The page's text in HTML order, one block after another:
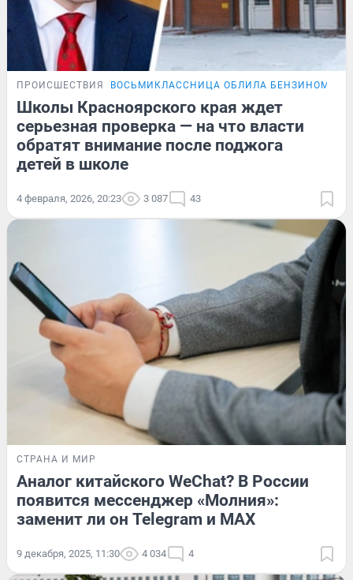
ПРОИСШЕСТВИЯ ВОСЬМИКЛАССНИЦА ОБЛИЛА БЕНЗИНОМ
Школы Красноярского края ждет
серьезная проверка — на что власти
обратят внимание после поджога
детей в школе
4 февраля, 2026, 20:23 3 087 43
СТРАНА И МИР
Аналог китайского WeChat? В России
появится мессенджер «Молния»:
заменит ли он Telegram и MAX
9 декабря, 2025, 11:30 4 034 4